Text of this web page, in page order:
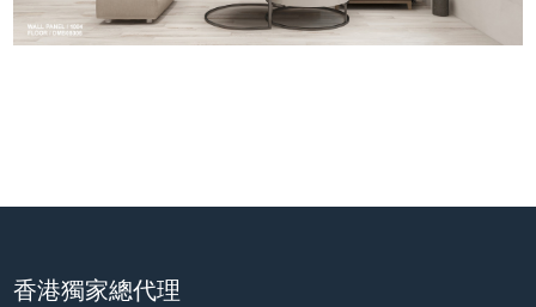
香港獨家總代理